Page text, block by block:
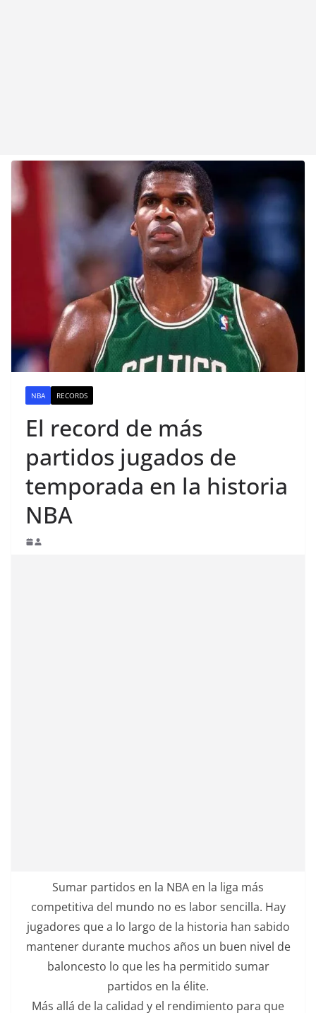
NBA RECORDS
El record de más
partidos jugados de
temporada en la historia
NBA
Sumar partidos en la NBA en la liga más
competitiva del mundo no es labor sencilla. Hay
jugadores que a lo largo de la historia han sabido
mantener durante muchos años un buen nivel de
baloncesto lo que les ha permitido sumar
partidos en la élite.
Más allá de la calidad y el rendimiento para que